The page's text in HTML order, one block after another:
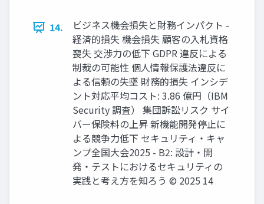
14.
ビジネス機会損失と財務インパクト -
経済的損失 機会損失 顧客の入札資格
喪失 交渉力の低下 GDPR 違反による
制裁の可能性 個人情報保護法違反に
よる信頼の失墜 財務的損失 インシデ
ント対応平均コスト: 3.86 億円（IBM
Security 調査） 集団訴訟リスク サイ
バー保険料の上昇 新機能開発停止に
よる競争力低下 セキュリティ・キャ
ンプ全国大会2025 - B2: 設計・開
発・テストにおけるセキュリティの
実践と考え方を知ろう © 2025 14